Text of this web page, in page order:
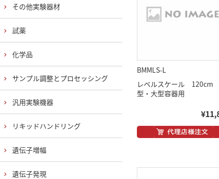
BMMLS-L
レベルスケール 120cm
型・大型容器用
その他実験器材
試薬
化学品
サンプル調整とプロセッシング
汎用実験機器
リキッドハンドリング
遺伝子増幅
遺伝子発現